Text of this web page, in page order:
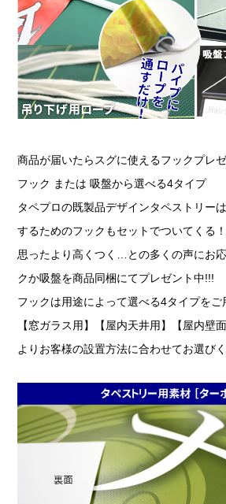
商品が届いたらスグに使えるフックプレゼ
フック または 吸盤から選べる4タイプ
タペプロの既製品デザインタペストリー
するためのフックもセットでついてくる
思ったより高くつく…との多くの声にお
クか吸盤を商品同梱にてプレゼント中!!!
フックは用途によって選べる4タイプをご
【窓ガラス用】【屋内天井用】【屋内壁
よりお客様の設置方法に合わせてお選び